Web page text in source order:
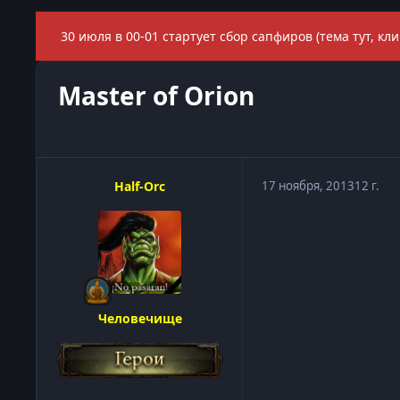
30 июля в 00-01 стартует сбор сапфиров (тема тут,
Master of Orion
Half-Orc
Человечище
17 ноября, 201312 г.